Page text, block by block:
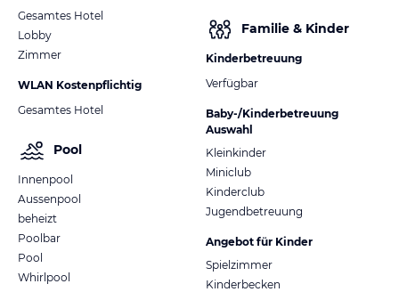
Gesamtes Hotel
Lobby
Zimmer
WLAN Kostenpflichtig
Gesamtes Hotel
Pool
Innenpool
Aussenpool
beheizt
Poolbar
Pool
Whirlpool
Familie & Kinder
Kinderbetreuung
Verfügbar
Baby-/Kinderbetreuung
Auswahl
Kleinkinder
Miniclub
Kinderclub
Jugendbetreuung
Angebot für Kinder
Spielzimmer
Kinderbecken